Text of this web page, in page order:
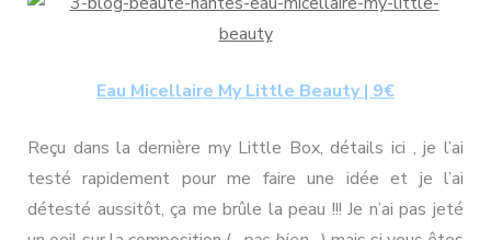
Eau Micellaire My Little Beauty | 9€
Reçu dans la dernière my Little Box, détails ici , je l’ai
testé rapidement pour me faire une idée et je l’ai
détesté aussitôt, ça me brûle la peau !!! Je n’ai pas jeté